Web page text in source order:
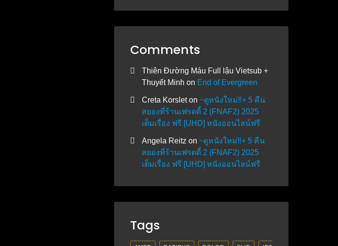
Comments
Thiên Đường Máu Full lậu Vietsub +
Thuyết Minh on End of Evergreen
Creta Korsleton~ดูหนังใหม่‼️+ 5 คืน
สยองที่ร้านเฟรดดี้ 2 (FNAF2) 2025
เต็มเรื่อง ฟรี [UHD] หนังออนไลน์ฟรี
Angela Reitz on~ดูหนังใหม่‼️+ 5 คืน
สยองที่ร้านเฟรดดี้ 2 (FNAF2) 2025
เต็มเรื่อง ฟรี [UHD] หนังออนไลน์ฟรี
Tags